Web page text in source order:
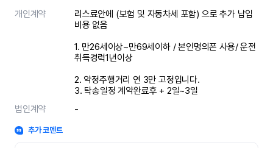
개인계약
리스료안에 (보험 및 자동차세 포함) 으로 추가 납입
비용 없음
1. 만26세이상~만69세이하 / 본인명의폰 사용/ 운전
취득경력1년이상
2. 약정주행거리 연 3만 고정입니다.
3. 탁송일정 계약완료후 + 2일~3일
법인계약
-
추가 코멘트